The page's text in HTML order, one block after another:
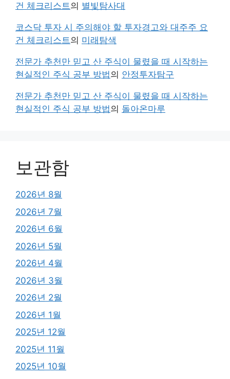
건 체크리스트의 별빛탐사대
코스닥 투자 시 주의해야 할 투자경고와 대주주 요
건 체크리스트의 미래탐색
전문가 추천만 믿고 산 주식이 물렸을 때 시작하는
현실적인 주식 공부 방법의 안정투자탐구
전문가 추천만 믿고 산 주식이 물렸을 때 시작하는
현실적인 주식 공부 방법의 돌아온마루
보관함
2026년 8월
2026년 7월
2026년 6월
2026년 5월
2026년 4월
2026년 3월
2026년 2월
2026년 1월
2025년 12월
2025년 11월
2025년 10월